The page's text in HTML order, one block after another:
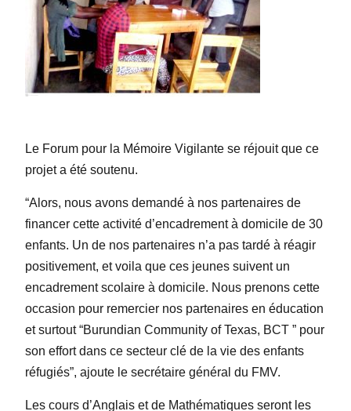
Le Forum pour la Mémoire Vigilante se réjouit que ce
projet a été soutenu.
“Alors, nous avons demandé à nos partenaires de
financer cette activité d’encadrement à domicile de 30
enfants. Un de nos partenaires n’a pas tardé à réagir
positivement, et voila que ces jeunes suivent un
encadrement scolaire à domicile. Nous prenons cette
occasion pour remercier nos partenaires en éducation
et surtout “Burundian Community of Texas, BCT ” pour
son effort dans ce secteur clé de la vie des enfants
réfugiés”, ajoute le secrétaire général du FMV.
Les cours d’Anglais et de Mathématiques seront les